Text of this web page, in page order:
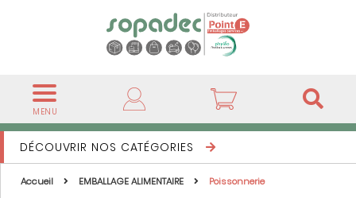
MENU
DÉCOUVRIR NOS CATÉGORIES
Accueil EMBALLAGE ALIMENTAIRE Poissonnerie